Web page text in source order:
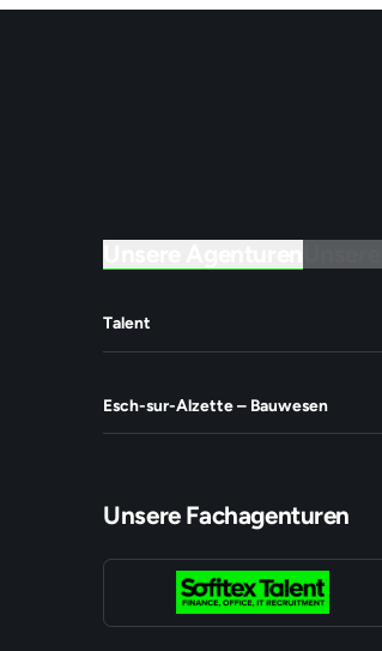
Talent
Esch-sur-Alzette – Bauwesen
Unsere Fachagenturen